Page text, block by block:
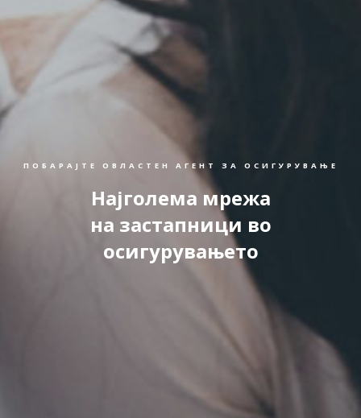
ПОБАРАЈТЕ ОВЛАСТЕН АГЕНТ ЗА ОСИГУРУВАЊЕ
Најголема мрежа
на застапници во
осигурувањето